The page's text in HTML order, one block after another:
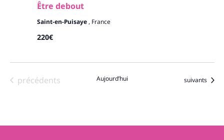
Être debout
Saint-en-Puisaye , France
220€
Évènements
précédents Aujourd’hui Évènements
suivants